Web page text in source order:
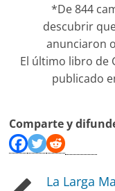
*De 844
descubrir
anunciaron
El último libro de
publicado
Comparte y
La Larga